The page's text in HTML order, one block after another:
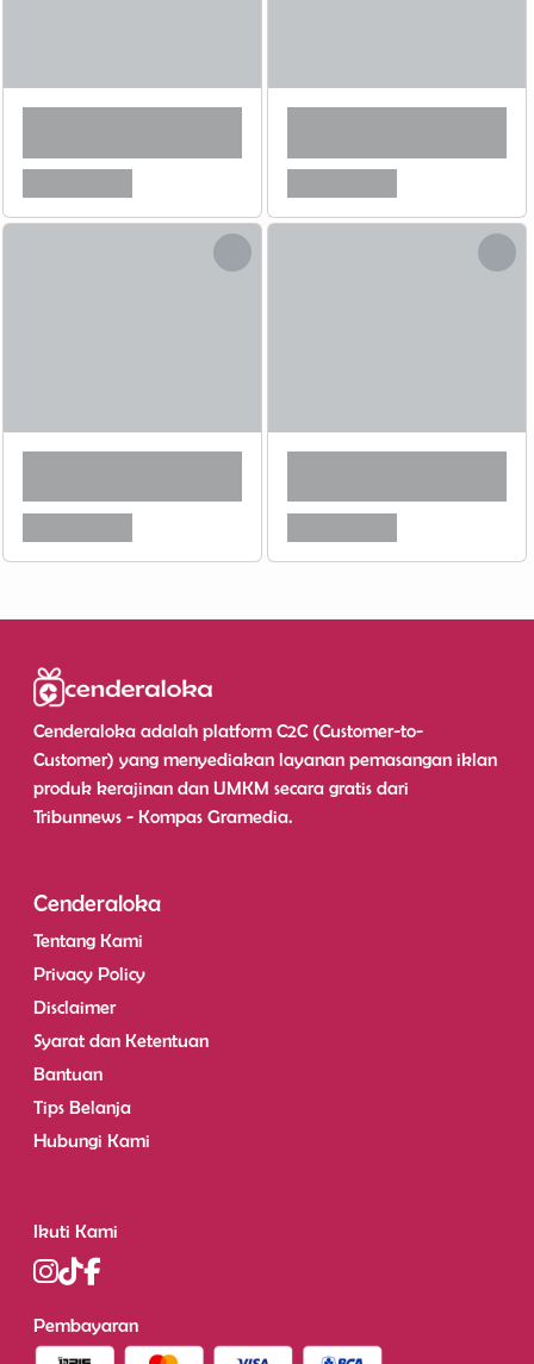
Cenderaloka adalah platform C2C (Customer-to-
Customer) yang menyediakan layanan pemasangan iklan
produk kerajinan dan UMKM secara gratis dari
Tribunnews - Kompas Gramedia.
Cenderaloka
Tentang Kami
Privacy Policy
Disclaimer
Syarat dan Ketentuan
Bantuan
Tips Belanja
Hubungi Kami
Ikuti Kami
Pembayaran